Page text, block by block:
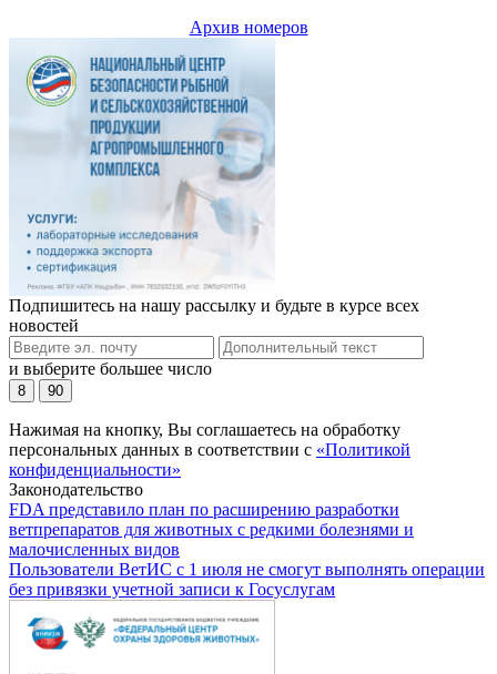
Архив номеров
Подпишитесь на нашу рассылку и будьте в курсе всех
новостей
и выберите большее число
8 90
Нажимая на кнопку, Вы соглашаетесь на обработку
персональных данных в соответствии с «Политикой
конфиденциальности»
Законодательство
FDA представило план по расширению разработки
ветпрепаратов для животных с редкими болезнями и
малочисленных видов
Пользователи ВетИС с 1 июля не смогут выполнять операции
без привязки учетной записи к Госуслугам